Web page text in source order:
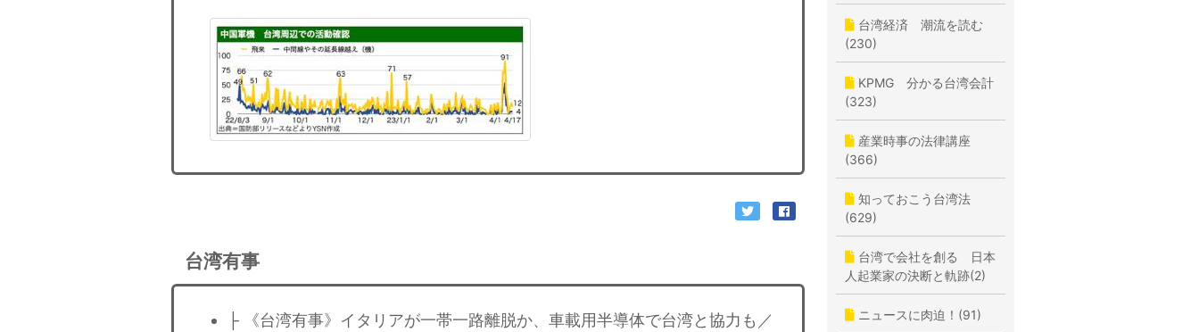
台湾有事
├ 《台湾有事》イタリアが一帯一路離脱か、車載用半導体で台湾と協力も／
台湾経済 潮流を読む
(230)
KPMG 分かる台湾会計
(323)
産業時事の法律講座
(366)
知っておこう台湾法
(629)
台湾で会社を創る 日本
人起業家の決断と軌跡(2)
ニュースに肉迫！(91)